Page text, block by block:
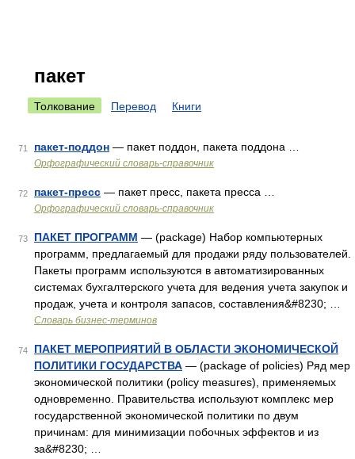
пакет
Толкование Перевод Книги
71 пакет-поддон — пакет поддон, пакета поддона …
Орфографический словарь-справочник
72 пакет-пресс — пакет пресс, пакета пресса …
Орфографический словарь-справочник
73 ПАКЕТ ПРОГРАММ — (package) Набор компьютерных
программ, предлагаемый для продажи ряду пользователей.
Пакеты программ используются в автоматизированных
системах бухгалтерского учета для ведения учета закупок и
продаж, учета и контроля запасов, составления&#8230; …
Словарь бизнес-терминов
74
ПАКЕТ МЕРОПРИЯТИЙ В ОБЛАСТИ ЭКОНОМИЧЕСКОЙ
ПОЛИТИКИ ГОСУДАРСТВА — (package of policies) Ряд мер
экономической политики (policy measures), применяемых
одновременно. Правительства используют комплекс мер
государственной экономической политики по двум
причинам: для минимизации побочных эффектов и из
за&#8230; …